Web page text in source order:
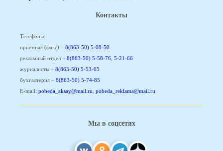
Контакты
Телефоны:
приемная (факс) – 8(863-50) 5-08-50
рекламный отдел – 8(863-50) 5-58-76 5-21-66
журналисты – 8(863-50) 5-53-65
бухгалтерия – 8(863-50) 5-74-85
E-mail: pobeda_aksay@mail.ru pobeda_reklama@mail.ru
Мы в соцсетях